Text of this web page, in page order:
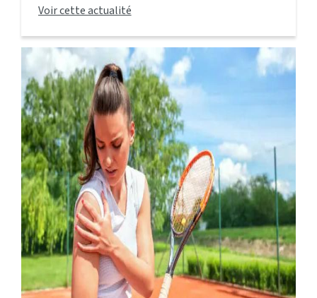
naturelle.
Voir cette actualité